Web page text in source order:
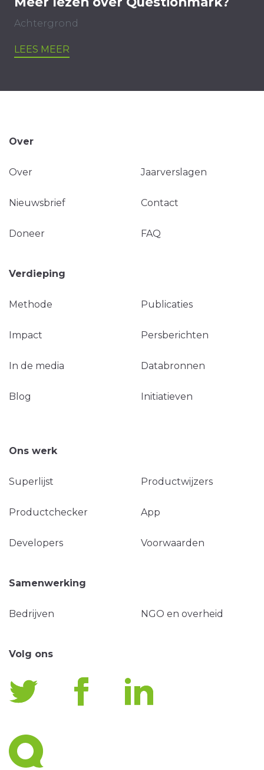
Achtergrond
LEES MEER
Over
Over Jaarverslagen
Nieuwsbrief Contact
Doneer FAQ
Verdieping
Methode Publicaties
Impact Persberichten
In de media Databronnen
Blog Initiatieven
Ons werk
Superlijst Productwijzers
Productchecker App
Developers Voorwaarden
Samenwerking
Bedrijven NGO en overheid
Volg ons